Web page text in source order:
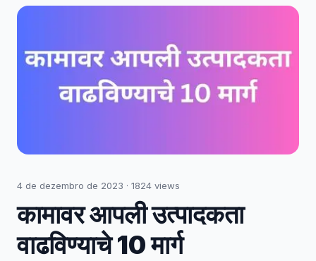
4 de dezembro de 2023 · 1824 views
कामावर आपली उत्पादकता
वाढविण्याचे 10 मार्ग